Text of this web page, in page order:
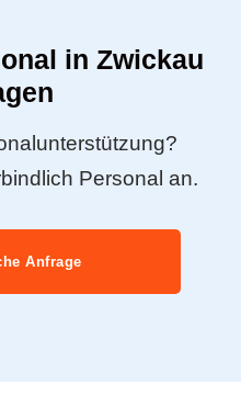
in Zwickau
Personal an.
Anfrage